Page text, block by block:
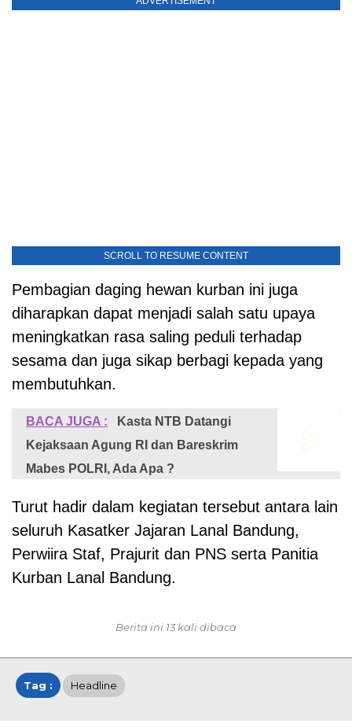
SCROLL TO RESUME CONTENT
Pembagian daging hewan kurban ini juga
diharapkan dapat menjadi salah satu upaya
meningkatkan rasa saling peduli terhadap
sesama dan juga sikap berbagi kepada yang
membutuhkan.
BACA JUGA :
Kasta NTB Datangi
Kejaksaan Agung RI dan Bareskrim
Mabes POLRI, Ada Apa ?
Turut hadir dalam kegiatan tersebut antara lain
seluruh Kasatker Jajaran Lanal Bandung,
Perwiira Staf, Prajurit dan PNS serta Panitia
Kurban Lanal Bandung.
Berita ini 13 kali dibaca
Tag : Headline